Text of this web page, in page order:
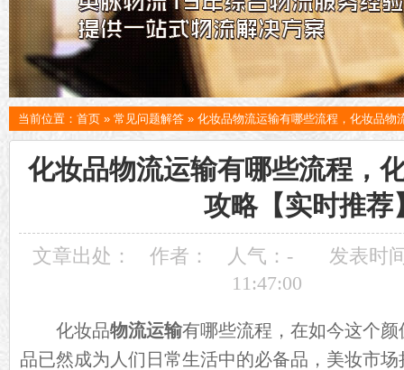
当前位置： 首页 » 常见问题解答 » 化妆品物流运输有哪些流程，化妆品物
化妆品物流运输有哪些流程，
攻略【实时推荐
文章出处： 作者： 人气： -
发表时
11:47:00
化妆品物流运输有哪些流程，在如今这个
品已然成为人们日常生活中的必备品，美妆市